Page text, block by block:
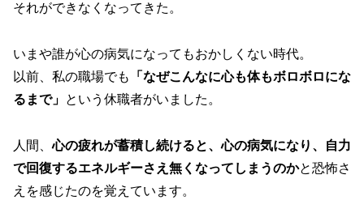
それができなくなってきた。
いまや誰が心の病気になってもおかしくない時代。
以前、私の職場でも
「なぜこんなに心も体もボロボロにな
るまで」 という休職者がいました。
人間、心の疲れが蓄積し続けると、心の病気になり、自力
で回復するエネルギーさえ無くなってしまうのかと恐怖さ
えを感じたのを覚えています。